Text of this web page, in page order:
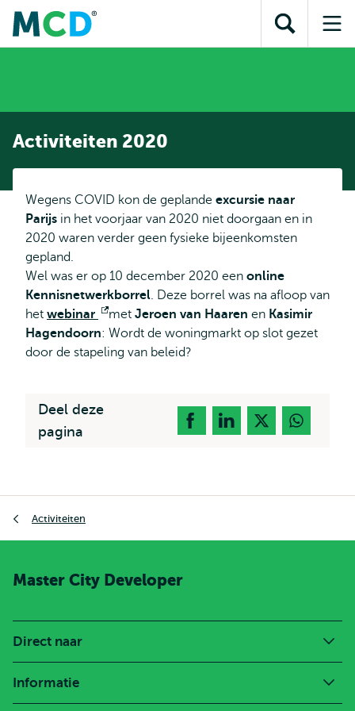
inhoud
Direct naar
subnavigatieToon
zoekveld
Activiteiten 2020
Wegens COVID kon de geplande excursie naar
Parijs in het voorjaar van 2020 niet doorgaan en in
2020 waren verder geen fysieke bijeenkomsten
gepland.
Wel was er op 10 december 2020 een online
Kennisnetwerkborrel. Deze borrel was na afloop van
het webinar
Opent
extern
met Jeroen van Haaren en Kasimir
Hagendoorn: Wordt de woningmarkt op slot gezet
door de stapeling van beleid?
Deel deze
pagina
Activiteiten
Master City Developer
Direct naar
Informatie